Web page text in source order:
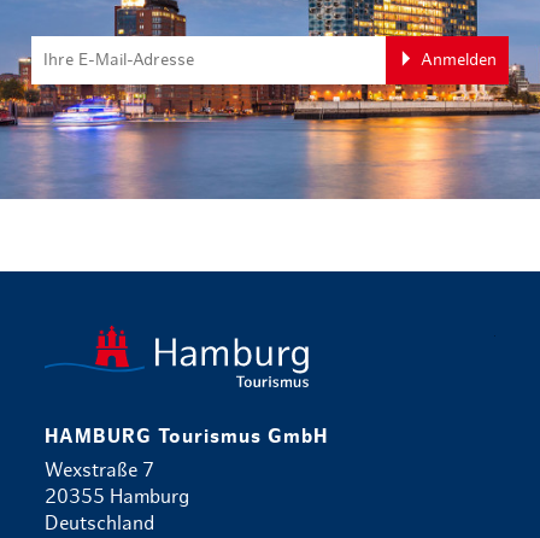
Anmelden
HAMBURG Tourismus GmbH
Wexstraße 7
20355 Hamburg
Deutschland